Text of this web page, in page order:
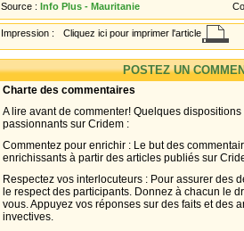
Source : Info Plus - Mauritanie
Impression : Cliquez ici pour imprimer l'article
POSTEZ UN
Charte des commentaires
A lire avant de commenter! Quelques
passionnants sur Cridem :
Commentez pour enrichir : Le but des
enrichissants à partir des articles publiés sur
Respectez vos interlocuteurs : Pour assurer des
le respect des participants. Donnez à chacun le
vous. Appuyez vos réponses sur des faits et des
invectives.